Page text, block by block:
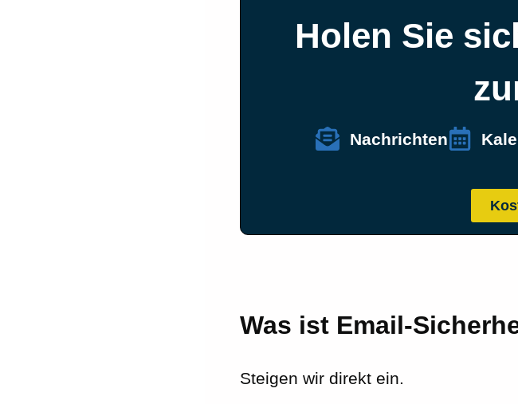
Holen Sie
Nachrichten
Was ist Email-
Steigen wir direkt ein.